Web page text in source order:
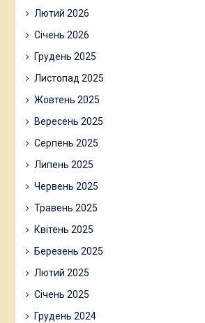
Лютий 2026
Січень 2026
Грудень 2025
Листопад 2025
Жовтень 2025
Вересень 2025
Серпень 2025
Липень 2025
Червень 2025
Травень 2025
Квітень 2025
Березень 2025
Лютий 2025
Січень 2025
Грудень 2024